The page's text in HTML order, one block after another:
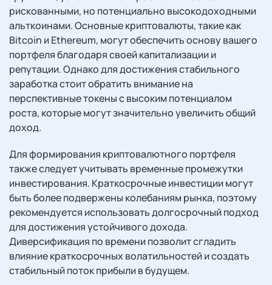
рискованными, но потенциально высокодоходными
альткоинами. Основные криптовалюты, такие как
Bitcoin и Ethereum, могут обеспечить основу вашего
портфеля благодаря своей капитализации и
репутации. Однако для достижения стабильного
заработка стоит обратить внимание на
перспективные токены с высоким потенциалом
роста, которые могут значительно увеличить общий
доход.
Для формирования криптовалютного портфеля
также следует учитывать временные промежутки
инвестирования. Краткосрочные инвестиции могут
быть более подвержены колебаниям рынка, поэтому
рекомендуется использовать долгосрочный подход
для достижения устойчивого дохода.
Диверсификация по времени позволит сгладить
влияние краткосрочных волатильностей и создать
стабильный поток прибыли в будущем.